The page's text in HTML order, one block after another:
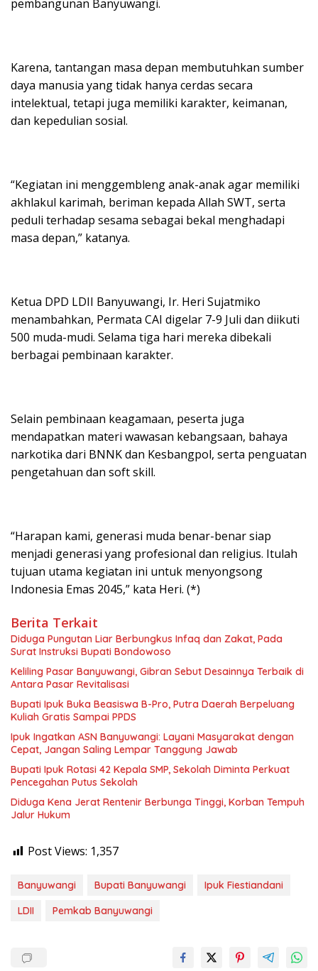
pembangunan Banyuwangi.
Karena, tantangan masa depan membutuhkan sumber
daya manusia yang tidak hanya cerdas secara
intelektual, tetapi juga memiliki karakter, keimanan,
dan kepedulian sosial.
“Kegiatan ini menggembleng anak-anak agar memiliki
akhlakul karimah, beriman kepada Allah SWT, serta
peduli terhadap sesama sebagai bekal menghadapi
masa depan,” katanya.
Ketua DPD LDII Banyuwangi, Ir. Heri Sujatmiko
menambahkan, Permata CAI digelar 7-9 Juli dan diikuti
500 muda-mudi. Selama tiga hari mereka dibekali
berbagai pembinaan karakter.
Selain pembinaan keagamaan, peserta juga
mendapatkan materi wawasan kebangsaan, bahaya
narkotika dari BNNK dan Kesbangpol, serta penguatan
pengetahuan dan soft skill.
“Harapan kami, generasi muda benar-benar siap
menjadi generasi yang profesional dan religius. Itulah
tujuan utama kegiatan ini untuk menyongsong
Indonesia Emas 2045,” kata Heri. (*)
Berita Terkait
Diduga Pungutan Liar Berbungkus Infaq dan Zakat, Pada
Surat Instruksi Bupati Bondowoso
Keliling Pasar Banyuwangi, Gibran Sebut Desainnya Terbaik di
Antara Pasar Revitalisasi
Bupati Ipuk Buka Beasiswa B-Pro, Putra Daerah Berpeluang
Kuliah Gratis Sampai PPDS
Ipuk Ingatkan ASN Banyuwangi: Layani Masyarakat dengan
Cepat, Jangan Saling Lempar Tanggung Jawab
Bupati Ipuk Rotasi 42 Kepala SMP, Sekolah Diminta Perkuat
Pencegahan Putus Sekolah
Diduga Kena Jerat Rentenir Berbunga Tinggi, Korban Tempuh
Jalur Hukum
Post Views: 1,357
Banyuwangi Bupati Banyuwangi
Ipuk Fiestiandani
LDII
Pemkab Banyuwangi